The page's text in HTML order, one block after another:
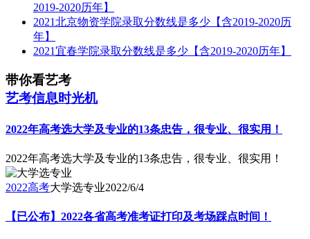
2019-2020历年】
2021北京物资学院录取分数线是多少【含2019-2020历
年】
2021宜春学院录取分数线是多少【含2019-2020历年】
带你看艺考
艺考信息时光机
2022年高考选大学及专业的13条忠告，很专业、很实用！
2022年高考选大学及专业的13条忠告，很专业、很实用！
2022高考大学选专业2022/6/4
【已公布】2022各省高考准考证打印及考场踩点时间！